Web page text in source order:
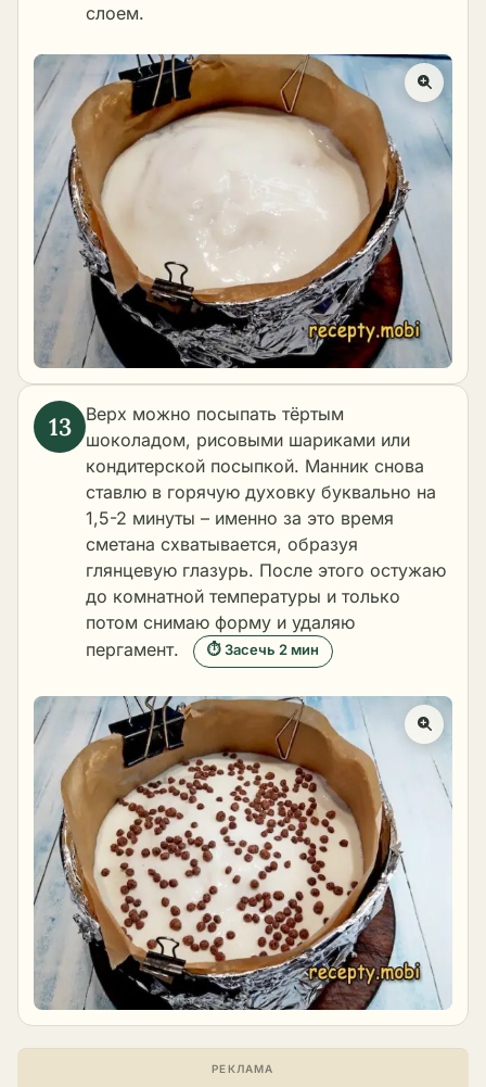
слоем.
Верх можно посыпать тёртым
шоколадом, рисовыми шариками или
кондитерской посыпкой. Манник снова
ставлю в горячую духовку буквально на
1,5-2 минуты – именно за это время
сметана схватывается, образуя
глянцевую глазурь. После этого остужаю
до комнатной температуры и только
потом снимаю форму и удаляю
пергамент.
⏱ Засечь 2 мин